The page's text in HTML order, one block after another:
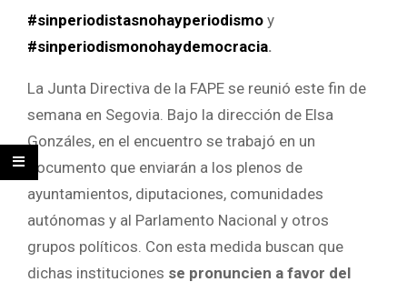
#sinperiodistasnohayperiodismo y
#sinperiodismonohaydemocracia.
La Junta Directiva de la FAPE se reunió este fin de
semana en Segovia. Bajo la dirección de Elsa
Gonzáles, en el encuentro se trabajó en un
documento que enviarán a los plenos de
ayuntamientos, diputaciones, comunidades
autónomas y al Parlamento Nacional y otros
grupos políticos. Con esta medida buscan que
dichas instituciones se pronuncien a favor del